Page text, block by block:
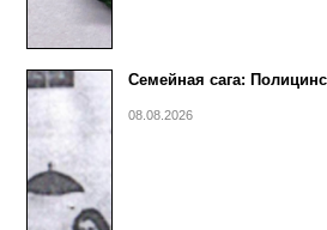
Семейная сага:
08.08.2026